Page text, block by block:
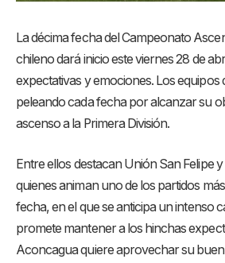
La décima fecha del Campeonato
chileno dará inicio este viernes 28 de
expectativas y emociones. Los equipos
peleando cada fecha por alcanzar su
ascenso a la Primera División.
Entre ellos destacan Unión San Felipe
quienes animan uno de los partidos
fecha, en el que se anticipa un intenso
promete mantener a los hinchas
Aconcagua quiere aprovechar su